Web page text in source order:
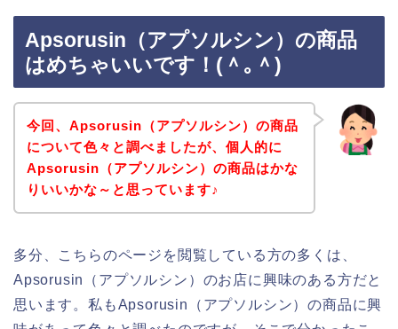
Apsorusin（アプソルシン）の商品
はめちゃいいです！(＾｡＾)
今回、Apsorusin（アプソルシン）の商品
について色々と調べましたが、個人的に
Apsorusin（アプソルシン）の商品はかな
りいいかな～と思っています♪
多分、こちらのページを閲覧している方の多くは、
Apsorusin（アプソルシン）のお店に興味のある方だと
思います。私もApsorusin（アプソルシン）の商品に興